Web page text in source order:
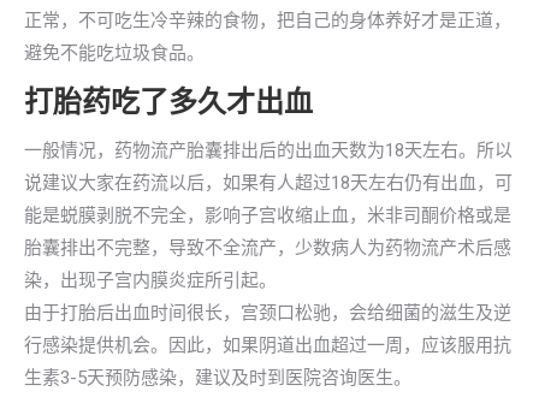
正常，不可吃生冷辛辣的食物，把自己的身体养好才是正道，
避免不能吃垃圾食品。
打胎药吃了多久才出血
一般情况，药物流产胎囊排出后的出血天数为18天左右。所以
说建议大家在药流以后，如果有人超过18天左右仍有出血，可
能是蜕膜剥脱不完全，影响子宫收缩止血，米非司酮价格或是
胎囊排出不完整，导致不全流产，少数病人为药物流产术后感
染，出现子宫内膜炎症所引起。
由于打胎后出血时间很长，宫颈口松驰，会给细菌的滋生及逆
行感染提供机会。因此，如果阴道出血超过一周，应该服用抗
生素3-5天预防感染，建议及时到医院咨询医生。